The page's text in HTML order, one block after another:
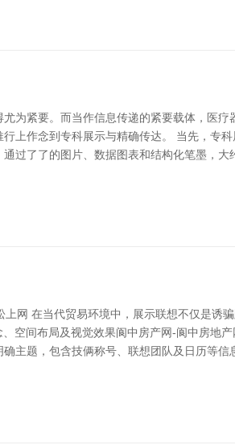
为紧要。而当作信息传递的紧要载体，医
上作念到专科展示与精确传达。 当先，专
过了了的图片、数据图表和结构化笔墨，
网 在当代贸易环境中，展示联想不仅是诱
空间布局及视觉效果阆中房产网-阆中房地
主题，包含技俩称号、联想团队及日历等